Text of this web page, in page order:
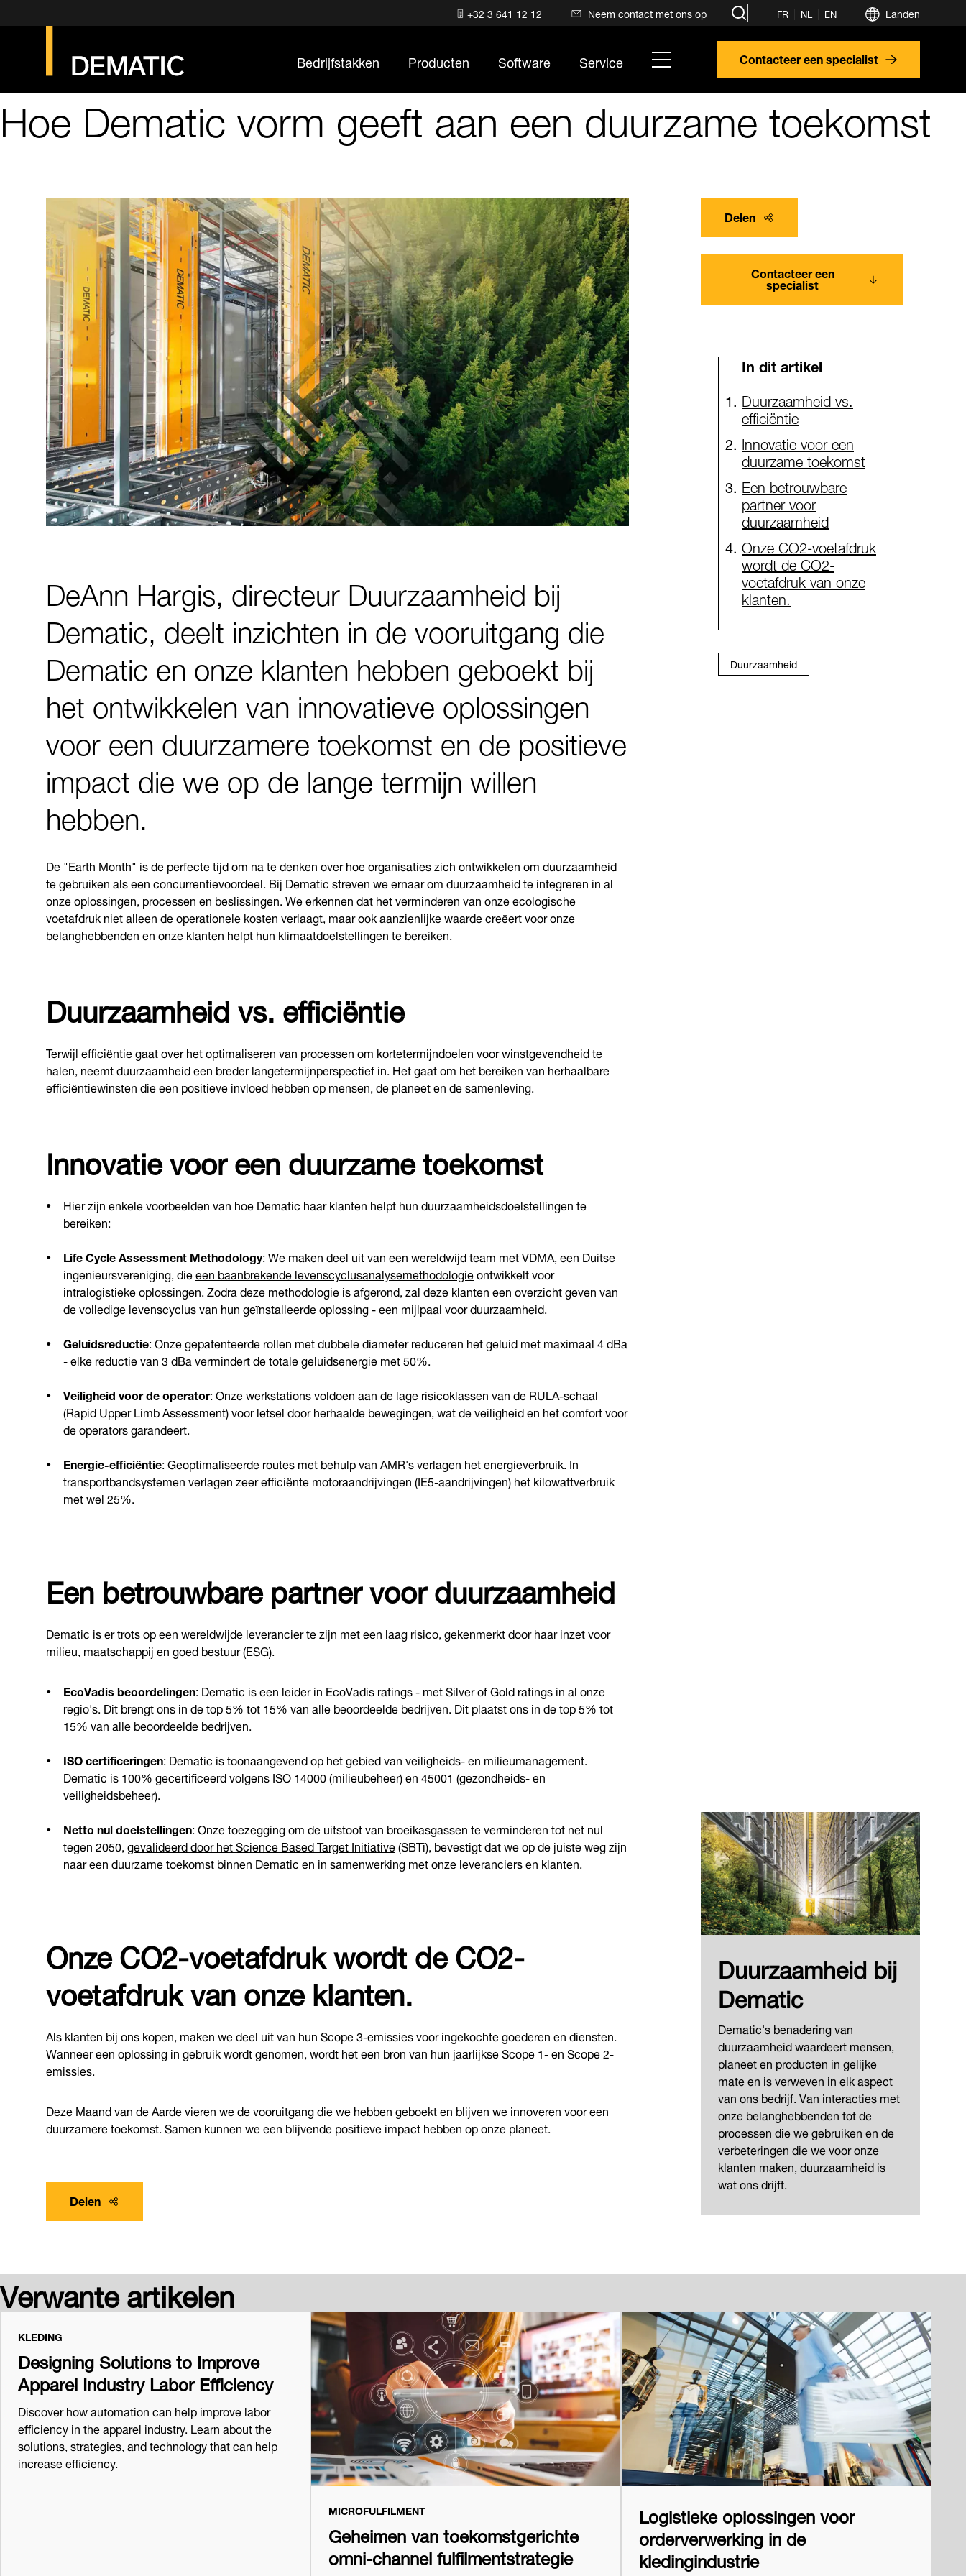
+32 3 641 12 12 Neem contact met ons op search FR NL EN Landen
Bedrijfstakken Producten Software Service hamburger
menu Contacteer een specialist
Hoe Dematic vorm geeft aan een duurzame toekomst
Delen
Contacteer een
specialist
In dit artikel
Duurzaamheid vs.
efficiëntie
Innovatie voor een
duurzame toekomst
Een betrouwbare
partner voor
duurzaamheid
Onze CO2-voetafdruk
wordt de CO2-
voetafdruk van onze
klanten.
Duurzaamheid
DeAnn Hargis, directeur Duurzaamheid bij
Dematic, deelt inzichten in de vooruitgang die
Dematic en onze klanten hebben geboekt bij
het ontwikkelen van innovatieve oplossingen
voor een duurzamere toekomst en de positieve
impact die we op de lange termijn willen
hebben.
De "Earth Month" is de perfecte tijd om na te denken over hoe organisaties zich ontwikkelen om duurzaamheid
te gebruiken als een concurrentievoordeel. Bij Dematic streven we ernaar om duurzaamheid te integreren in al
onze oplossingen, processen en beslissingen. We erkennen dat het verminderen van onze ecologische
voetafdruk niet alleen de operationele kosten verlaagt, maar ook aanzienlijke waarde creëert voor onze
belanghebbenden en onze klanten helpt hun klimaatdoelstellingen te bereiken.
Duurzaamheid vs. efficiëntie
Terwijl efficiëntie gaat over het optimaliseren van processen om kortetermijndoelen voor winstgevendheid te
halen, neemt duurzaamheid een breder langetermijnperspectief in. Het gaat om het bereiken van herhaalbare
efficiëntiewinsten die een positieve invloed hebben op mensen, de planeet en de samenleving.
Innovatie voor een duurzame toekomst
Hier zijn enkele voorbeelden van hoe Dematic haar klanten helpt hun duurzaamheidsdoelstellingen te
bereiken:
Life Cycle Assessment Methodology: We maken deel uit van een wereldwijd team met VDMA, een Duitse
ingenieursvereniging, dieeen baanbrekende levenscyclusanalysemethodologieontwikkelt voor
intralogistieke oplossingen. Zodra deze methodologie is afgerond, zal deze klanten een overzicht geven van
de volledige levenscyclus van hun geïnstalleerde oplossing - een mijlpaal voor duurzaamheid.
Geluidsreductie: Onze gepatenteerde rollen met dubbele diameter reduceren het geluid met maximaal 4 dBa
- elke reductie van 3 dBa vermindert de totale geluidsenergie met 50%.
Veiligheid voor de operator: Onze werkstations voldoen aan de lage risicoklassen van de RULA-schaal
(Rapid Upper Limb Assessment) voor letsel door herhaalde bewegingen, wat de veiligheid en het comfort voor
de operators garandeert.
Energie-efficiëntie: Geoptimaliseerde routes met behulp van AMR's verlagen het energieverbruik. In
transportbandsystemen verlagen zeer efficiënte motoraandrijvingen (IE5-aandrijvingen) het kilowattverbruik
met wel 25%.
Een betrouwbare partner voor duurzaamheid
Dematic is er trots op een wereldwijde leverancier te zijn met een laag risico, gekenmerkt door haar inzet voor
milieu, maatschappij en goed bestuur (ESG).
EcoVadis beoordelingen: Dematic is een leider in EcoVadis ratings - met Silver of Gold ratings in al onze
regio's. Dit brengt ons in de top 5% tot 15% van alle beoordeelde bedrijven. Dit plaatst ons in de top 5% tot
15% van alle beoordeelde bedrijven.
ISO certificeringen: Dematic is toonaangevend op het gebied van veiligheids- en milieumanagement.
Dematic is 100% gecertificeerd volgens ISO 14000 (milieubeheer) en 45001 (gezondheids- en
veiligheidsbeheer).
Netto nul doelstellingen: Onze toezegging om de uitstoot van broeikasgassen te verminderen tot net nul
tegen 2050,gevalideerd door het Science Based Target Initiative(SBTi), bevestigt dat we op de juiste weg zijn
naar een duurzame toekomst binnen Dematic en in samenwerking met onze leveranciers en klanten.
Onze CO2-voetafdruk wordt de CO2-
voetafdruk van onze klanten.
Als klanten bij ons kopen, maken we deel uit van hun Scope 3-emissies voor ingekochte goederen en diensten.
Wanneer een oplossing in gebruik wordt genomen, wordt het een bron van hun jaarlijkse Scope 1- en Scope 2-
emissies.
Deze Maand van de Aarde vieren we de vooruitgang die we hebben geboekt en blijven we innoveren voor een
duurzamere toekomst. Samen kunnen we een blijvende positieve impact hebben op onze planeet.
Delen
Duurzaamheid bij
Dematic
Dematic's benadering van
duurzaamheid waardeert mensen,
planeet en producten in gelijke
mate en is verweven in elk aspect
van ons bedrijf. Van interacties met
onze belanghebbenden tot de
processen die we gebruiken en de
verbeteringen die we voor onze
klanten maken, duurzaamheid is
wat ons drijft.
Verwante artikelen
KLEDING
Designing Solutions to Improve
Apparel Industry Labor Efficiency
Discover how automation can help improve labor
efficiency in the apparel industry. Learn about the
solutions, strategies, and technology that can help
increase efficiency.
MICROFULFILMENT
Geheimen van toekomstgerichte
omni-channel fulfilmentstrategie
Logistieke oplossingen voor
orderverwerking in de
kledingindustrie